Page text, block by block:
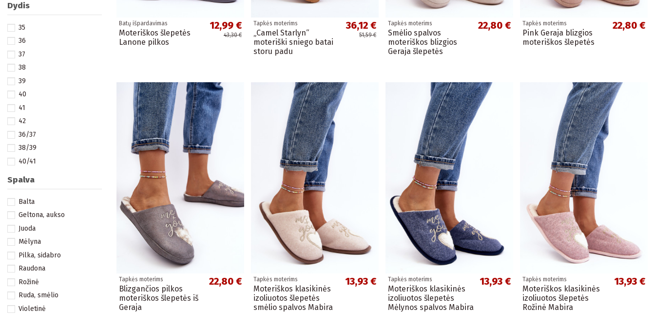
Batų išpardavimas
Moteriškos šlepetės
Lanone pilkos
12,99 €
43,30 €
Tapkės moterims
„Camel Starlyn“
moteriški sniego batai
storu padu
36,12 €
51,59 €
Tapkės moterims
Smėlio spalvos
moteriškos blizgios
Geraja šlepetės
22,80 € Tapkės moterims
Pink Geraja blizgios
moteriškos šlepetės
22,80 €
Tapkės moterims
Blizgančios pilkos
moteriškos šlepetės iš
Geraja
22,80 € Tapkės moterims
Moteriškos klasikinės
izoliuotos šlepetės
smėlio spalvos Mabira
13,93 € Tapkės moterims
Moteriškos klasikinės
izoliuotos šlepetės
Mėlynos spalvos Mabira
13,93 € Tapkės moterims
Moteriškos klasikinės
izoliuotos šlepetės
Rožinė Mabira
13,93 €
Dydis
35
36
37
38
39
40
41
42
36/37
38/39
40/41
42/43
Spalva
Balta
Geltona, aukso
Juoda
Mėlyna
Pilka, sidabro
Raudona
Rožinė
Ruda, smėlio
Violetinė